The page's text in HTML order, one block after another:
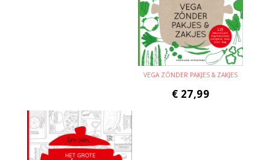
VEGA ZÓNDER PAKJES & ZAKJES
€ 27,99